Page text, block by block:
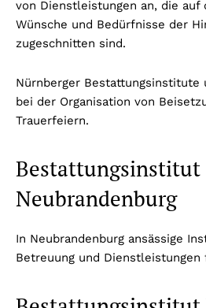
von Dienstleistungen an, die auf
Wünsche und Bedürfnisse der
zugeschnitten sind.
Nürnberger Bestattungsinstitute
bei der Organisation von
Trauerfeiern.
Bestattungsinstitut
Neubrandenburg
In Neubrandenburg ansässige
Betreuung und Dienstleistungen